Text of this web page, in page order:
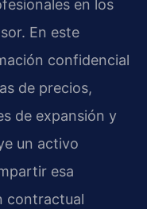
en los
En este
confidencial
de precios,
de expansión y
un activo
esa
contractual